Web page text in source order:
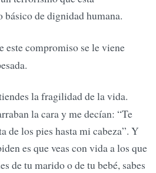
de dignidad humana.
este compromiso se le viene
la fragilidad de la vida.
la cara y me decían: “Te
de los pies hasta mi cabeza”. Y
es que veas con vida a los que
de tu marido o de tu bebé, sabes